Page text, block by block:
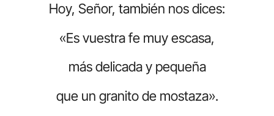
Hoy, Señor, también nos dices:
«Es vuestra fe muy escasa,
más delicada y pequeña
que un granito de mostaza».